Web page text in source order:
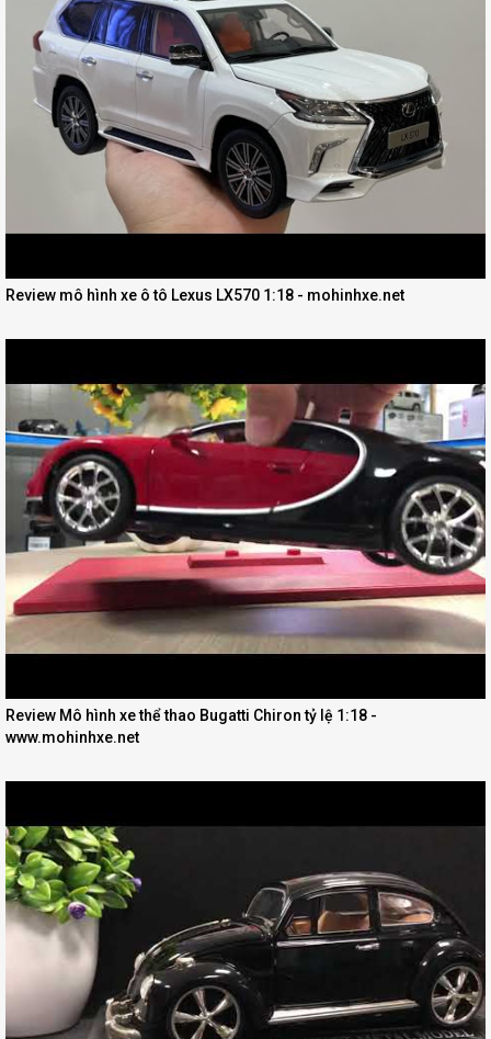
Review mô hình xe ô tô Lexus LX570 1:18 - mohinhxe.net
Review Mô hình xe thể thao Bugatti Chiron tỷ lệ 1:18 -
www.mohinhxe.net